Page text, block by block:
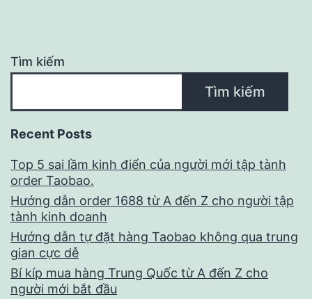
Tìm kiếm
Tìm kiếm
Recent Posts
Top 5 sai lầm kinh điển của người mới tập tành
order Taobao.
Hướng dẫn order 1688 từ A đến Z cho người tập
tành kinh doanh
Hướng dẫn tự đặt hàng Taobao không qua trung
gian cực dễ
Bí kíp mua hàng Trung Quốc từ A đến Z cho
người mới bắt đầu